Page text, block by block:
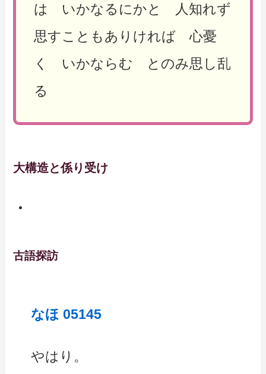
は いかなるにかと 人知れず
思すこともありければ 心憂
く いかならむ とのみ思し乱
る
大構造と係り受け
古語探訪
なほ 05145
やはり。